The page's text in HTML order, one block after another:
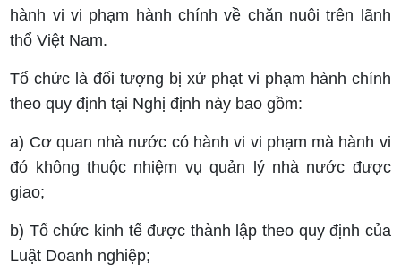
hành vi vi phạm hành chính về chăn nuôi trên lãnh
thổ Việt Nam.
Tổ chức là đối tượng bị xử phạt vi phạm hành chính
theo quy định tại Nghị định này bao gồm:
a) Cơ quan nhà nước có hành vi vi phạm mà hành vi
đó không thuộc nhiệm vụ quản lý nhà nước được
giao;
b) Tổ chức kinh tế được thành lập theo quy định của
Luật Doanh nghiệp;